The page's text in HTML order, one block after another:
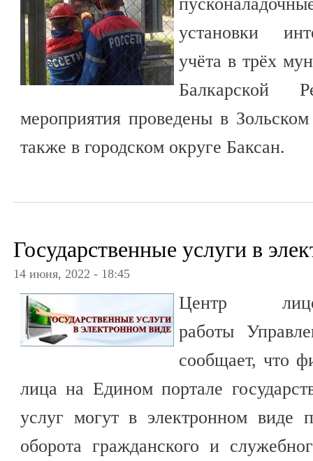
установки
учёта в трёх
Балкарской
мероприятия проведены в
также в городском округе Баксан.
Государственные услуги в
14 июня, 2022 - 18:45
Центр
работы
сообщает, что
лица на Едином портале
услуг могут в электронном виде
оборота гражданского и